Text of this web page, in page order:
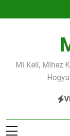
a
Miért zsibbad a
kéz?
Mi Kell, Mihez